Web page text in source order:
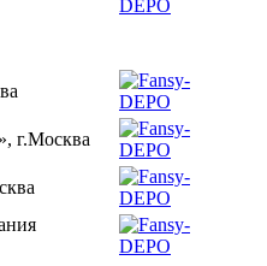
г.Москва